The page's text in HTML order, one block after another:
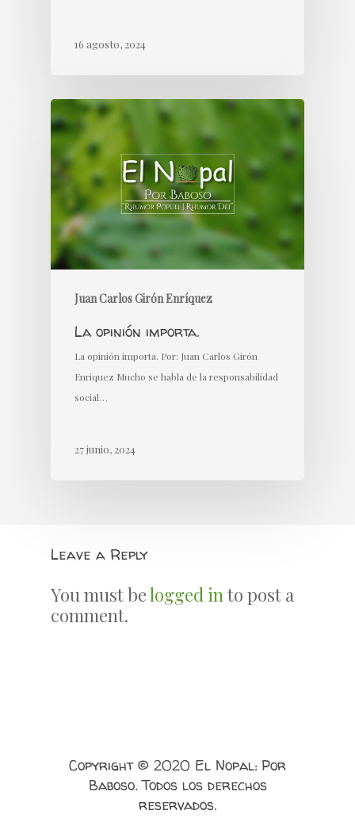
16 agosto, 2024
Juan Carlos Girón Enríquez
La opinión importa.
La opinión importa. Por: Juan Carlos Girón
Enriquez Mucho se habla de la responsabilidad
social…
27 junio, 2024
Leave a Reply
You must belogged into post a
comment.
Copyright © 2020 El Nopal: Por
Baboso. Todos los derechos
reservados.